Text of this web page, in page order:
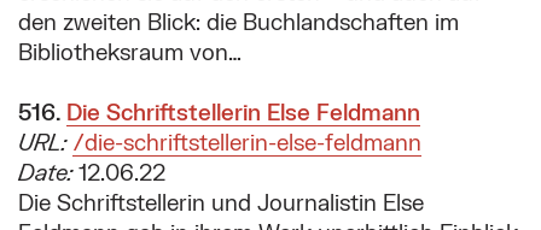
den zweiten Blick: die Buchlandschaften im
Bibliotheksraum von…
516. Suchergebnis:
Die Schriftstellerin Else Feldmann
URL: /die-schriftstellerin-else-feldmann
Date:12.06.22
Die Schriftstellerin und Journalistin Else